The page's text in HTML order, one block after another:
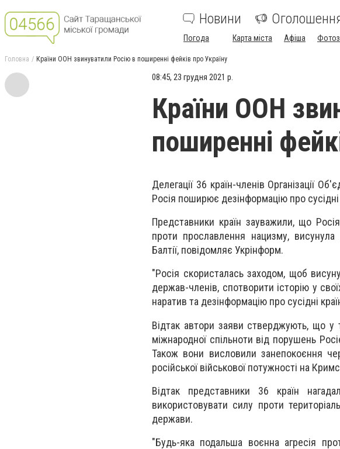
Новини
Погода Карта міста Афіша
Головна Країни ООН звинуватили Росію в поширенні фейків про Україну
08:45, 23 грудня 2021 р.
Країни ООН
поширенні
Делегації 36 країн-членів Організації
Росія поширює дезінформацію про
Представники країн зауважили, що
проти прославлення нацизму, висунула
Балтії, повідомляє Укрінформ.
"Росія скористалась заходом, щоб
держав-членів, спотворити історію у
наратив та дезінформацію про сусідні
Відтак автори заяви стверджують, що у
міжнародної спільноти від порушень
Також вони висловили занепокоєння
російської військової потужності на
Відтак представники 36 країн
використовувати силу проти
держави.
"Будь-яка подальша воєнна агресія